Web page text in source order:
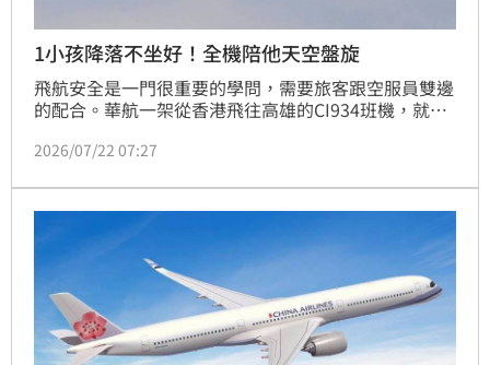
1小孩降落不坐好！全機陪他天空盤旋
飛航安全是一門很重要的學問，需要旅客跟空服員雙邊
的配合。華航一架從香港飛往高雄的CI934班機，就因
認機艙內狀況安全後，還才重新進場，引起許多網友熱
2026/07/22 07:27